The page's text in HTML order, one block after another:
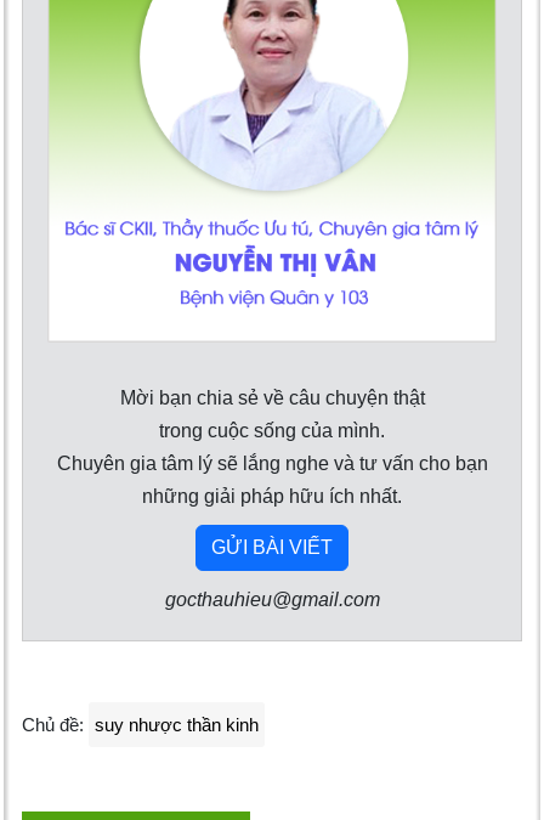
Mời bạn chia sẻ về câu chuyện thật
trong cuộc sống của mình.
Chuyên gia tâm lý sẽ lắng nghe và tư vấn cho bạn
những giải pháp hữu ích nhất.
GỬI BÀI VIẾT
gocthauhieu@gmail.com
Chủ đề: suy nhược thần kinh